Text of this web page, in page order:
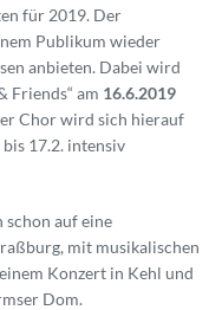
für 2019. Der
Publikum wieder
anbieten. Dabei wird
Friends“ am 16.6.2019
Chor wird sich hierauf
17.2. intensiv
schon auf eine
mit musikalischen
Konzert in Kehl und
Dom.